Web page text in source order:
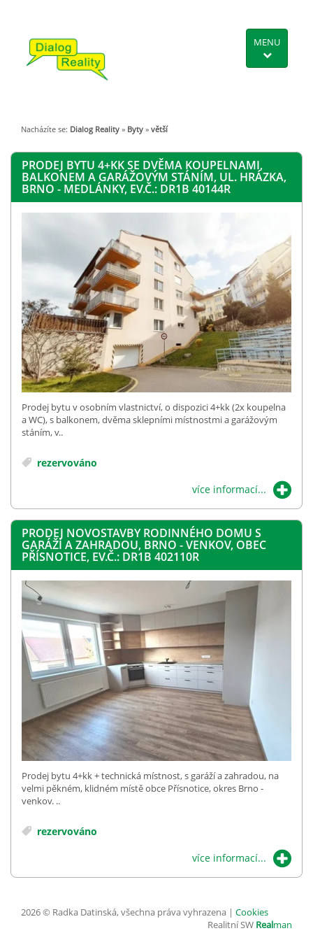
MENU
Nacházíte se: Dialog Reality » Byty » větší
PRODEJ BYTU 4+KK SE DVĚMA KOUPELNAMI,
BALKONEM A GARÁŽOVÝM STÁNÍM, UL. HRÁZKA,
BRNO - MEDLÁNKY, EV.Č.: DR1B 40144R
Prodej bytu v osobním vlastnictví, o dispozici 4+kk (2x koupelna
a WC), s balkonem, dvěma sklepními místnostmi a garážovým
stáním, v..
rezervováno
více informací...
PRODEJ NOVOSTAVBY RODINNÉHO DOMU S
GARÁŽÍ A ZAHRADOU, BRNO - VENKOV, OBEC
PŘÍSNOTICE, EV.Č.: DR1B 402110R
Prodej bytu 4+kk + technická místnost, s garáží a zahradou, na
velmi pěkném, klidném místě obce Přísnotice, okres Brno -
venkov. ..
rezervováno
více informací...
2026 © Radka Datinská, všechna práva vyhrazena | Cookies
Realitní SW Realman